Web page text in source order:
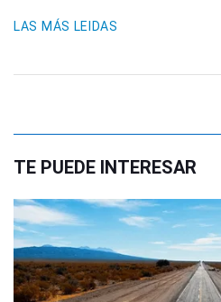
LAS MÁS LEIDAS
TE PUEDE INTERESAR